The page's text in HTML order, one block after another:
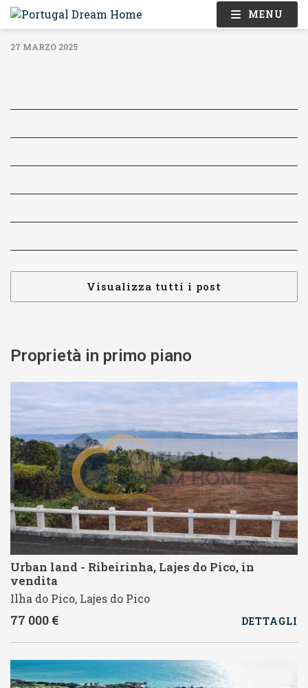
MENU
27 MARZO 2025
Visualizza tutti i post
Proprietà in primo piano
Urban land - Ribeirinha, Lajes do Pico, in
vendita
Ilha do Pico, Lajes do Pico
77 000 € DETTAGLI